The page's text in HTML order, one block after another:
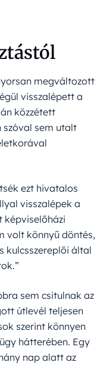
megváltozott
visszalépett a
közzétett
sem utalt
ezt hivatalos
visszalépek a
képviselőházi
volt könnyű döntés,
kulcsszereplői által
sem csitulnak az
útlevél teljesen
szerint könnyen
hátterében. Egy
nap alatt az